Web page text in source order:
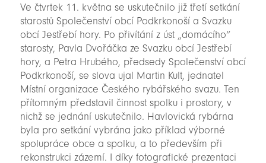
Ve čtvrtek 11. května se uskutečnilo již třetí setkání
starostů Společenství obcí Podkrkonoší a Svazku
obcí Jestřebí hory. Po přivítání z úst „domácího“
starosty, Pavla Dvořáčka ze Svazku obcí Jestřebí
hory, a Petra Hrubého, předsedy Společenství obcí
Podkrkonoší, se slova ujal Martin Kult, jednatel
Místní organizace Českého rybářského svazu. Ten
přítomným představil činnost spolku i prostory, v
nichž se jednání uskutečnilo. Havlovická rybárna
byla pro setkání vybrána jako příklad výborné
spolupráce obce a spolku, a to především při
rekonstrukci zázemí. I díky fotografické prezentaci